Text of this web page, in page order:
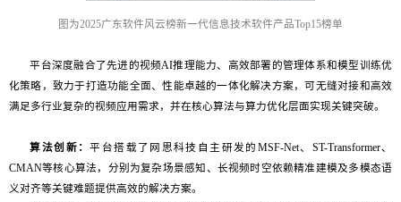
图为2025广东软件风云榜新一代信息技术软件产品Top15榜单
平台深度融合了先进的视频AI推理能力、高效部署的管理体系和模型训练优
化策略，致力于打造功能全面、性能卓越的一体化解决方案，可无缝对接和高效
满足多行业复杂的视频应用需求，并在核心算法与算力优化层面实现关键突破。
算法创新：平台搭载了网思科技自主研发的MSF-Net、ST-Transformer、
CMAN等核心算法，分别为复杂场景感知、长视频时空依赖精准建模及多模态语
义对齐等关键难题提供高效的解决方案。